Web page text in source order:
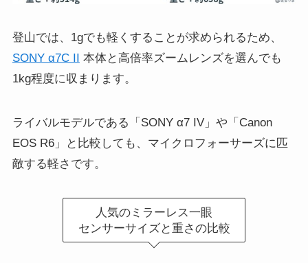
登山では、1gでも軽くすることが求められるため、
SONY α7C II
本体と高倍率ズームレンズを選んでも
1kg程度に収まります。
ライバルモデルである「SONY α7 IV」や「Canon
EOS R6」と比較しても、マイクロフォーサーズに匹
敵する軽さです。
人気のミラーレス一眼
センサーサイズと重さの比較